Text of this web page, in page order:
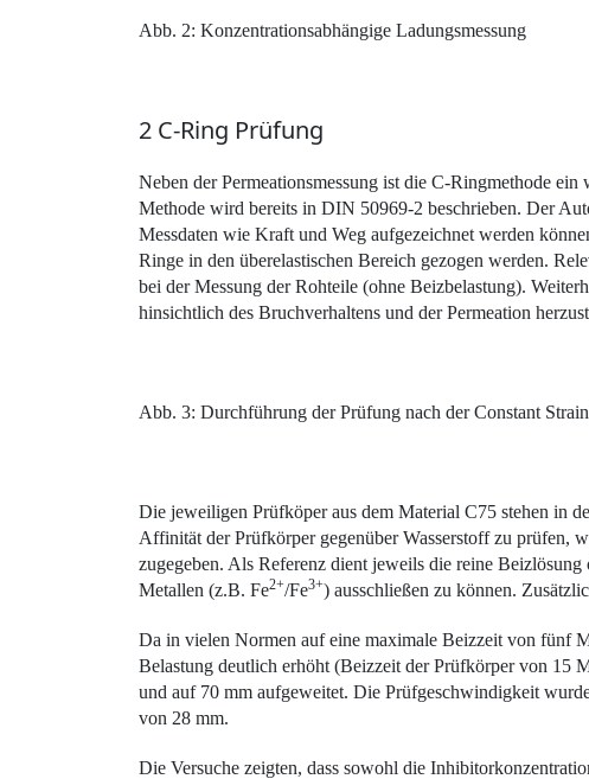
Abb. 2: Konzentrationsabhängige Ladungsmessung
2 C-Ring Prüfung
Neben der Permeationsmessung ist die C-Ringmethode
Methode wird bereits in DIN 50969-2 beschrieben. Der
Messdaten wie Kraft und Weg aufgezeichnet werden
Ringe in den überelastischen Bereich gezogen werden.
bei der Messung der Rohteile (ohne Beizbelastung).
hinsichtlich des Bruchverhaltens und der Permeation
Abb. 3: Durchführung der Prüfung nach der Constant
Die jeweiligen Prüfköper aus dem Material C75 stehen in
Affinität der Prüfkörper gegenüber Wasserstoff zu prüfen,
zugegeben. Als Referenz dient jeweils die reine
Metallen (z.B. Fe2+/Fe3+) ausschließen zu können.
Da in vielen Normen auf eine maximale Beizzeit von fünf
Belastung deutlich erhöht (Beizzeit der Prüfkörper von 15
und auf 70 mm aufgeweitet. Die Prüfgeschwindigkeit
von 28 mm.
Die Versuche zeigten, dass sowohl die